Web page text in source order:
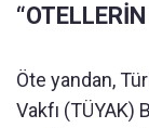
Öte yandan,
Vakfı (TÜYAK)